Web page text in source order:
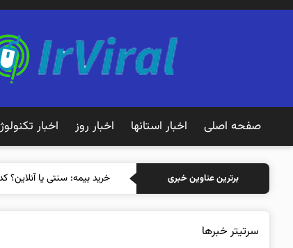
صفحه اصلی اخبار استانها اخبار روز اخبار
برترین عناوین خبری خرید بیمه: سنتی یا آنلاین؟
سرتیتر خبرها